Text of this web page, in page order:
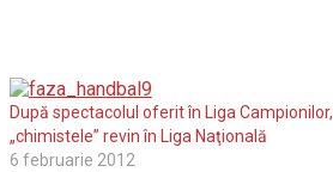
După spectacolul oferit în Liga Campionilor,
„chimistele” revin în Liga Naţională
6 februarie 2012